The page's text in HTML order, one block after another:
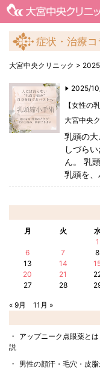
症状・治療
大宮中央クリニック >
2025/10/
【女性の
大宮中央
乳頭の
しづら
ん。 乳
乳頭を
月 火
1
6
7 8
13
14
20
21
27
28
« 9月
11月 »
アップニーク点眼薬と
説
男性の顔汗・毛穴・皮